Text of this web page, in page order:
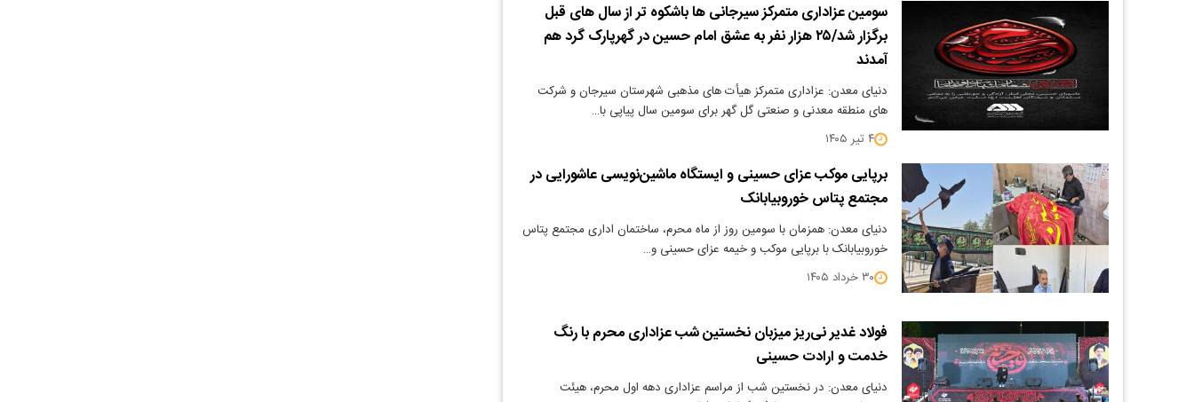
سومین عزاداری متمرکز سیرجانی ها باشکوه تر از سال های قبل
برگزار شد/۲۵ هزار نفر به عشق امام حسین در گهرپارک گرد هم
آمدند
دنیای معدن: عزاداری متمرکز هیأت های مذهبی شهرستان سیرجان و شرکت
های منطقه معدنی و صنعتی گل گهر برای سومین سال پیاپی با…
۴ تیر ۱۴۰۵
برپایی موکب عزای حسینی و ایستگاه ماشین‌نویسی عاشورایی در
مجتمع پتاس خوروبیابانک
دنیای معدن: همزمان با سومین روز از ماه محرم، ساختمان اداری مجتمع پتاس
خوروبیابانک با برپایی موکب و خیمه عزای حسینی و…
۳۰ خرداد ۱۴۰۵
فولاد غدیر نی‌ریز میزبان نخستین شب عزاداری محرم با رنگ
خدمت و ارادت حسینی
دنیای معدن: در نخستین شب از مراسم عزاداری دهه اول محرم، هیئت